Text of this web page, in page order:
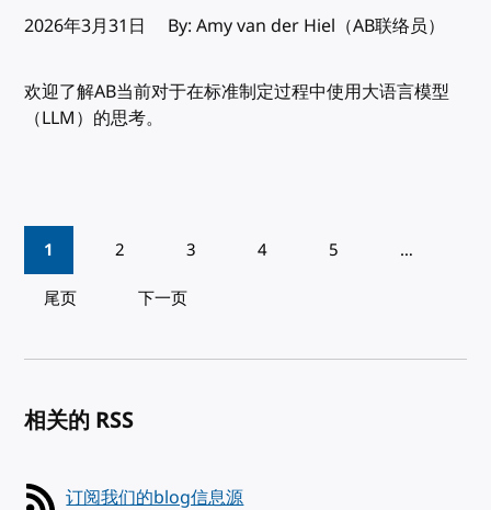
发布:
2026年3月31日 By: Amy van der Hiel（AB联络员）
欢迎了解AB当前对于在标准制定过程中使用大语言模型
（LLM）的思考。
Pagination
1 2 3 4 5
…
尾页
下一页
相关的 RSS
订阅我们的blog信息源